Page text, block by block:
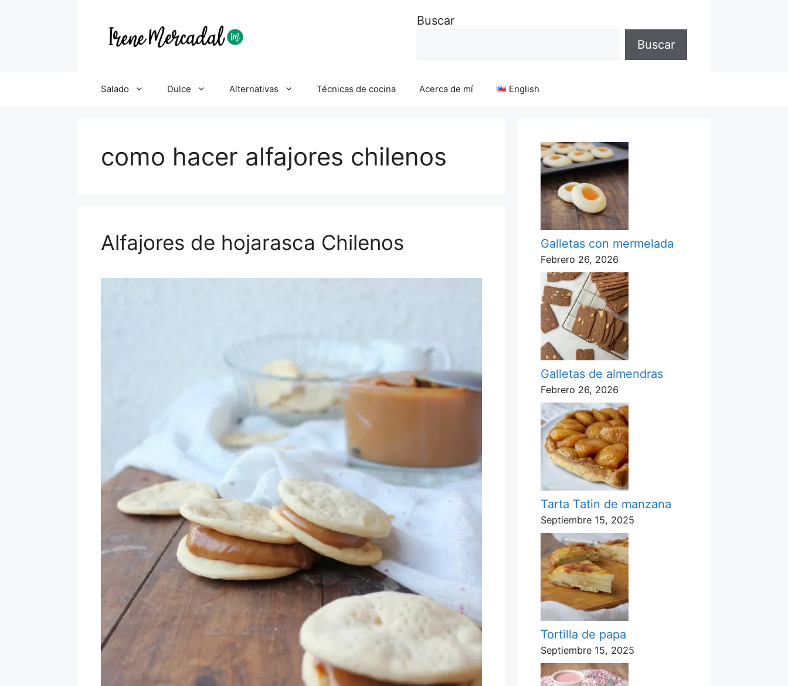
Buscar
Buscar
Salado Dulce Alternativas Técnicas de cocina Acerca de mí English
como hacer alfajores chilenos
Alfajores de hojarasca Chilenos Galletas con mermelada
Febrero 26, 2026
Galletas de almendras
Febrero 26, 2026
Tarta Tatin de manzana
Septiembre 15, 2025
Tortilla de papa
Septiembre 15, 2025